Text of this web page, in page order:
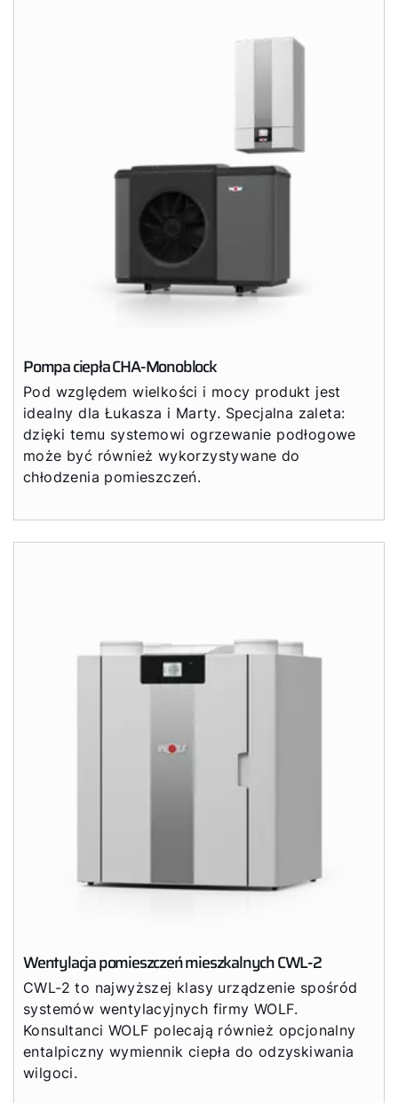
Pompa ciepła CHA-Monoblock
Pod względem wielkości i mocy produkt jest
idealny dla Łukasza i Marty. Specjalna zaleta:
dzięki temu systemowi ogrzewanie podłogowe
może być również wykorzystywane do
chłodzenia pomieszczeń.
Wentylacja pomieszczeń mieszkalnych CWL-2
CWL-2 to najwyższej klasy urządzenie spośród
systemów wentylacyjnych firmy WOLF.
Konsultanci WOLF polecają również opcjonalny
entalpiczny wymiennik ciepła do odzyskiwania
wilgoci.